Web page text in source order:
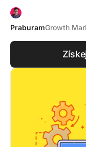
PraburamGrowth